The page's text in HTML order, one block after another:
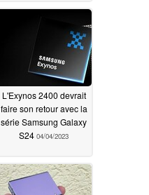
L'Exynos 2400 devrait
faire son retour avec la
série Samsung Galaxy
S24 04/04/2023